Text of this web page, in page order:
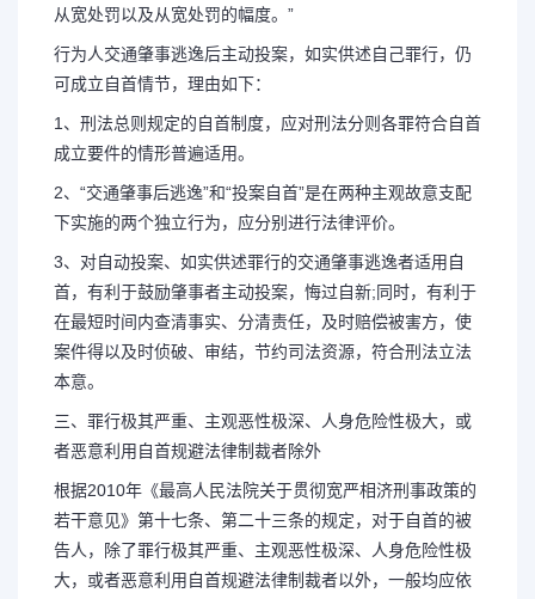
从宽处罚以及从宽处罚的幅度。”
行为人交通肇事逃逸后主动投案，如实供述自己罪行，仍
可成立自首情节，理由如下：
1、刑法总则规定的自首制度，应对刑法分则各罪符合自首
成立要件的情形普遍适用。
2、“交通肇事后逃逸”和“投案自首”是在两种主观故意支配
下实施的两个独立行为，应分别进行法律评价。
3、对自动投案、如实供述罪行的交通肇事逃逸者适用自
首，有利于鼓励肇事者主动投案，悔过自新;同时，有利于
在最短时间内查清事实、分清责任，及时赔偿被害方，使
案件得以及时侦破、审结，节约司法资源，符合刑法立法
本意。
三、罪行极其严重、主观恶性极深、人身危险性极大，或
者恶意利用自首规避法律制裁者除外
根据2010年《最高人民法院关于贯彻宽严相济刑事政策的
若干意见》第十七条、第二十三条的规定，对于自首的被
告人，除了罪行极其严重、主观恶性极深、人身危险性极
大，或者恶意利用自首规避法律制裁者以外，一般均应依
长按图片识别二维